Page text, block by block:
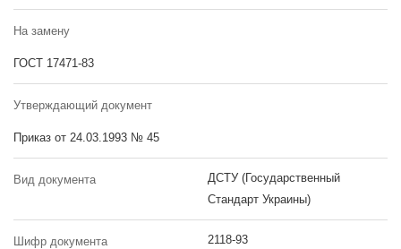
На замену
ГОСТ 17471-83
Утверждающий документ
Приказ от 24.03.1993 № 45
Вид документа
ДСТУ (Государственный
Стандарт Украины)
Шифр документа 2118-93